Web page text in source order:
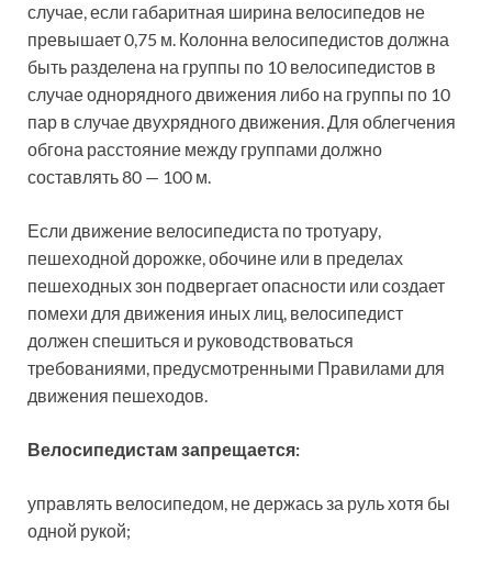
случае, если габаритная ширина велосипедов не
превышает 0,75 м. Колонна велосипедистов должна
быть разделена на группы по 10 велосипедистов в
случае однорядного движения либо на группы по 10
пар в случае двухрядного движения. Для облегчения
обгона расстояние между группами должно
составлять 80 — 100 м.
Если движение велосипедиста по тротуару,
пешеходной дорожке, обочине или в пределах
пешеходных зон подвергает опасности или создает
помехи для движения иных лиц, велосипедист
должен спешиться и руководствоваться
требованиями, предусмотренными Правилами для
движения пешеходов.
Велосипедистам запрещается:
управлять велосипедом, не держась за руль хотя бы
одной рукой;